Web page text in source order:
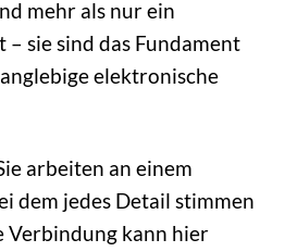
mehr als nur ein
sie sind das Fundament
elektronische
arbeiten an einem
dem jedes Detail stimmen
Verbindung kann hier